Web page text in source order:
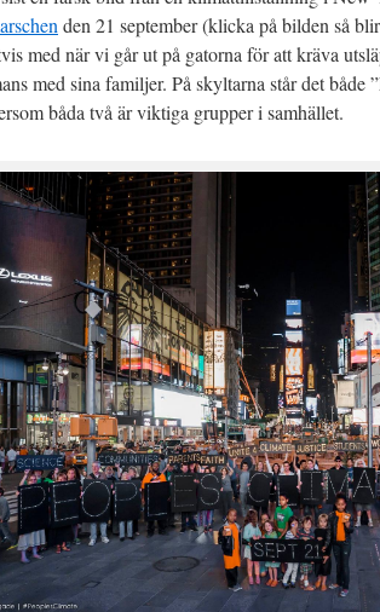
den 21 september (klicka på bilden så
med när vi går ut på gatorna för att kräva
med sina familjer. På skyltarna står det både
båda två är viktiga grupper i samhället.